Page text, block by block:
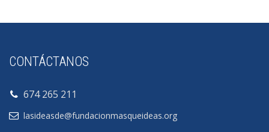
CONTÁCTANOS
674 265 211
lasideasde@fundacionmasqueideas.org